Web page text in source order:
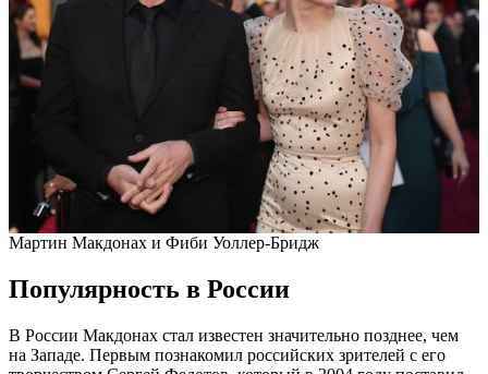
Мартин Макдонах и Фиби Уоллер-Бридж
Популярность в России
В России Макдонах стал известен значительно позднее, чем
на Западе. Первым познакомил российских зрителей с его